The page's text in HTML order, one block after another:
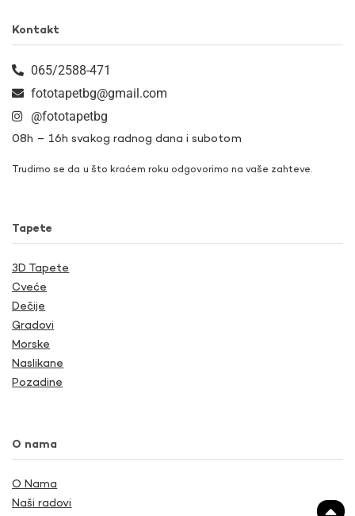
Kontakt
065/2588-471
fototapetbg@gmail.com
@fototapetbg
08h – 16h svakog radnog dana i subotom
Trudimo se da u što kraćem roku odgovorimo na vaše zahteve.
Tapete
3D Tapete
Cveće
Dečije
Gradovi
Morske
Naslikane
Pozadine
O nama
O Nama
Naši radovi